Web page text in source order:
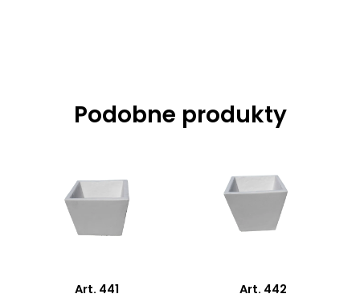
Podobne produkty
Art. 441 Art. 442